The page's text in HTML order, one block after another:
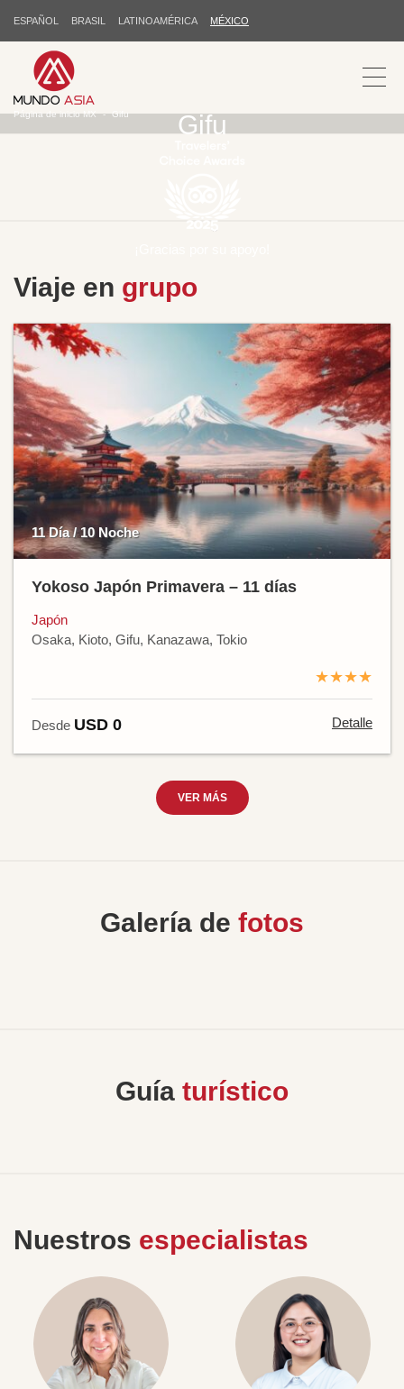
ESPAÑOL BRASIL LATINOAMÉRICA MÉXICO
Gifu
Página de inicio MX Gifu
Viaje en grupo
11 Día / 10 Noche
Yokoso Japón Primavera – 11 días
Japón
Osaka, Kioto, Gifu, Kanazawa, Tokio
★★★★
Desde USD 0 Detalle
VER MÁS
Galería de fotos
Guía turístico
Nuestros especialistas